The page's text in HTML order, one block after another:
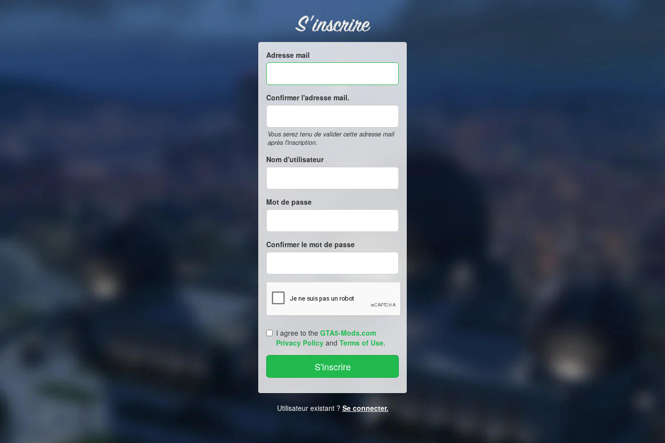
S'inscrire
Adresse mail
Confirmer l'adresse mail.
Vous serez tenu de valider cette adresse mail
après l'inscription.
Nom d'utilisateur
Mot de passe
Confirmer le mot de passe
I agree to the GTA5-Mods.com
Privacy Policy and Terms of Use.
Utilisateur existant ? Se connecter.